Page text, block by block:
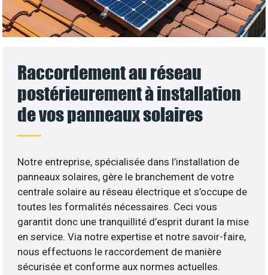
Raccordement au réseau
postérieurement à installation
de vos panneaux solaires
Notre entreprise, spécialisée dans l’installation de
panneaux solaires, gère le branchement de votre
centrale solaire au réseau électrique et s’occupe de
toutes les formalités nécessaires. Ceci vous
garantit donc une tranquillité d’esprit durant la mise
en service. Via notre expertise et notre savoir-faire,
nous effectuons le raccordement de manière
sécurisée et conforme aux normes actuelles.